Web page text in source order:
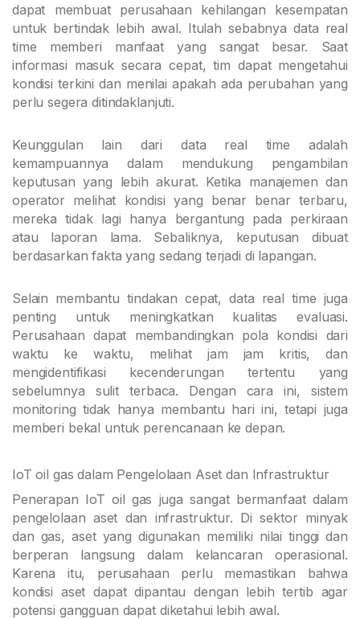
dapat membuat perusahaan kehilangan kesempatan
untuk bertindak lebih awal. Itulah sebabnya data real
time memberi manfaat yang sangat besar. Saat
informasi masuk secara cepat, tim dapat mengetahui
kondisi terkini dan menilai apakah ada perubahan yang
perlu segera ditindaklanjuti.
Keunggulan lain dari data real time adalah
kemampuannya dalam mendukung pengambilan
keputusan yang lebih akurat. Ketika manajemen dan
operator melihat kondisi yang benar benar terbaru,
mereka tidak lagi hanya bergantung pada perkiraan
atau laporan lama. Sebaliknya, keputusan dibuat
berdasarkan fakta yang sedang terjadi di lapangan.
Selain membantu tindakan cepat, data real time juga
penting untuk meningkatkan kualitas evaluasi.
Perusahaan dapat membandingkan pola kondisi dari
waktu ke waktu, melihat jam jam kritis, dan
mengidentifikasi kecenderungan tertentu yang
sebelumnya sulit terbaca. Dengan cara ini, sistem
monitoring tidak hanya membantu hari ini, tetapi juga
memberi bekal untuk perencanaan ke depan.
IoT oil gas dalam Pengelolaan Aset dan Infrastruktur
Penerapan IoT oil gas juga sangat bermanfaat dalam
pengelolaan aset dan infrastruktur. Di sektor minyak
dan gas, aset yang digunakan memiliki nilai tinggi dan
berperan langsung dalam kelancaran operasional.
Karena itu, perusahaan perlu memastikan bahwa
kondisi aset dapat dipantau dengan lebih tertib agar
potensi gangguan dapat diketahui lebih awal.